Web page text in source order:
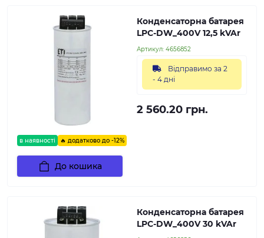
в наявності 🔥 додатково до -12%
Конденсаторна батарея
LPC-DW_400V 12,5 kVAr
Артикул: 4656852
Відправимо за 2
- 4 дні
2 560.20 грн.
До кошика
Конденсаторна батарея
LPC-DW_400V 30 kVAr